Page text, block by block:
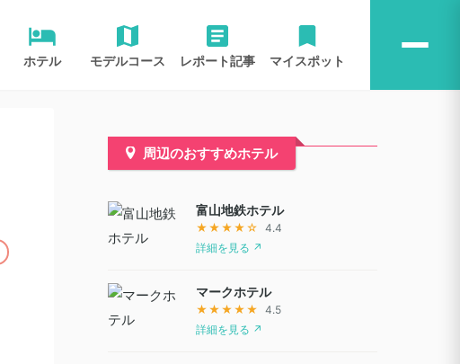
ホテル モデルコース レポート記事 マイスポット
周辺のおすすめホテル
富山地鉄ホテル
★★★★☆ 4.4
詳細を見る ↗
マークホテル
★★★★★ 4.5
詳細を見る ↗